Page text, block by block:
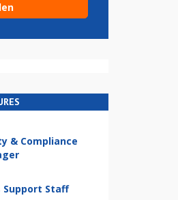
& Compliance
Support Staff